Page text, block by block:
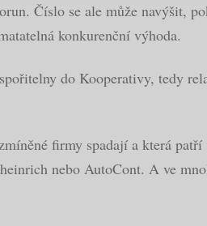
Číslo se ale může navýšit,
konkurenční výhoda.
do Kooperativy, tedy
firmy spadají a která
nebo AutoCont. A ve